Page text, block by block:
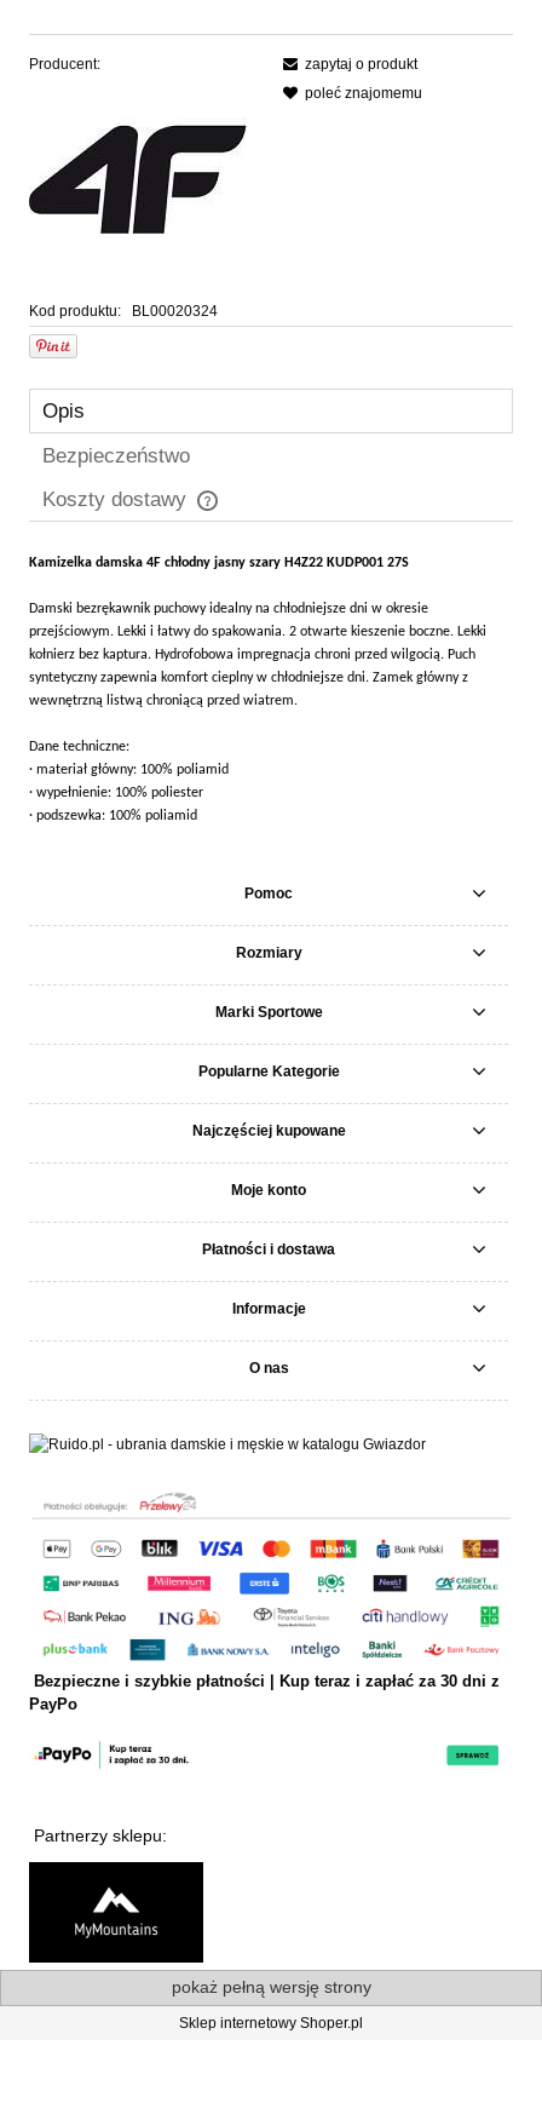
Producent:
Kod produktu: BL00020324
zapytaj o produkt
poleć znajomemu
Opis
Bezpieczeństwo
Koszty dostawy
Cena nie zawiera ewentualnych kosztów płatności
Kamizelka damska 4F chłodny jasny szary H4Z22 KUDP001 27S
Damski bezrękawnik puchowy idealny na chłodniejsze dni w okresie
przejściowym. Lekki i łatwy do spakowania. 2 otwarte kieszenie boczne. Lekki
kołnierz bez kaptura. Hydrofobowa impregnacja chroni przed wilgocią. Puch
syntetyczny zapewnia komfort cieplny w chłodniejsze dni. Zamek główny z
wewnętrzną listwą chroniącą przed wiatrem.
Dane techniczne:
· materiał główny: 100% poliamid
· wypełnienie: 100% poliester
· podszewka: 100% poliamid
Pomoc
Rozmiary
Marki Sportowe
Popularne Kategorie
Najczęściej kupowane
Moje konto
Płatności i dostawa
Informacje
O nas
Bezpieczne i szybkie płatności | Kup teraz i zapłać za 30 dni z
PayPo
Partnerzy sklepu:
pokaż pełną wersję strony
Sklep internetowy Shoper.pl